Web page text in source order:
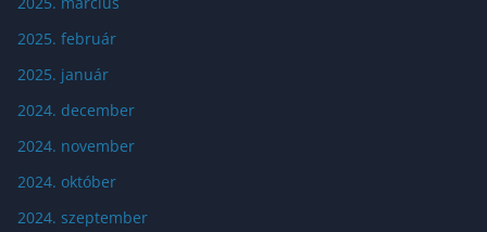
2025. február
2025. január
2024. december
2024. november
2024. október
2024. szeptember